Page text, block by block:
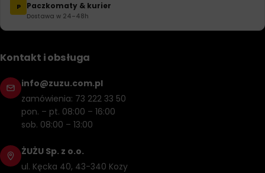
P Paczkomaty & kurier
Dostawa w 24–48h
Kontakt i obsługa
info@zuzu.com.pl
zamówienia: 73 222 33 50
pon. – pt. 08:00 – 16:00
sob. 08:00 – 13:00
ŻUŻU Sp. z o.o.
ul. Kęcka 40, 43-340 Kozy